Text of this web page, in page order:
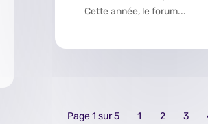
Cette année, le forum...
Page 1 sur 5 1 2 3